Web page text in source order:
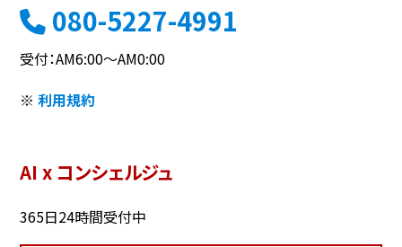
080-5227-4991
受付：AM6:00～AM0:00
※利用規約
AI x コンシェルジュ
365日24時間受付中